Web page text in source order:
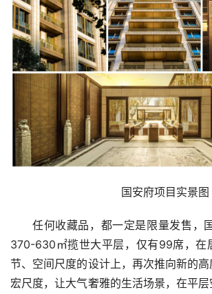
国安府项目实景图
任何收藏品，都一定是限量发售，
370-630㎡揽世大平层，仅有99席，在
节、空间尺度的设计上，再次推向新的
宏尺度，让大气奢雅的生活场景，在平